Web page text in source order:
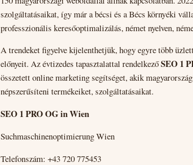
szolgáltatásaikat, így már a bécsi és a Bécs környéki
professzionális keresőoptimalizálás, német nyelven,
A trendeket figyelve kijelenthetjük, hogy egyre több
előnyeit. Az évtizedes tapasztalattal rendelkezőSEO 1
összetett online marketing segítséget, akik
népszerűsíteni termékeiket, szolgáltatásaikat.
SEO 1 PRO OG in Wien
Suchmaschinenoptimierung Wien
Telefonszám: +43 720 775453